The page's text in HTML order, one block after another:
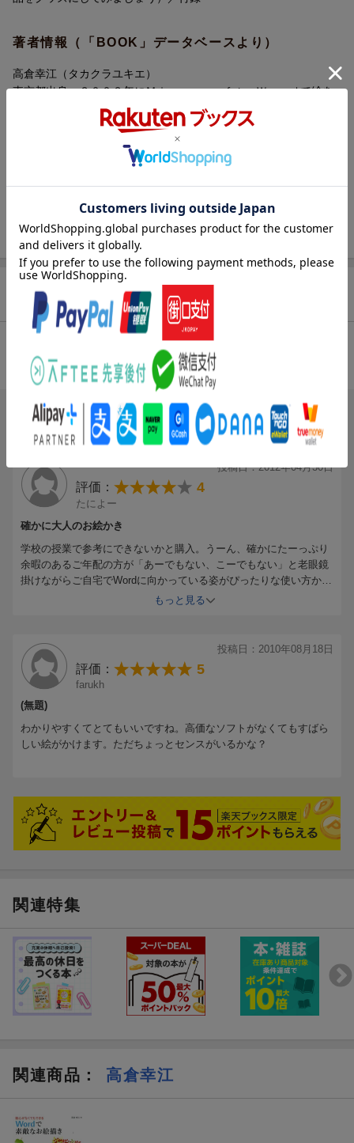
著者情報（「BOOK」データベースより）
高倉幸江（タカクラユキエ）
東京都出身。２００２年にＭｉｃｒｏｓｏｆｔ Ｗｏｒｄで絵を
描き始めたのをきっかけに、シニアのパソコンボランティアで教
えたり、自分のホームページで作品を載せるようになる。その
後、試行錯誤しながらも作品が増え、影響を受けた多くの人とシ
ェイプアートの輪が広がり、講習会やイベントなどで活動を続け
ンターで「Ｗｏｒｄでお絵かき」講師を担当（本データはこの書
籍が刊行された当時に掲載されていたものです）
商品レビュー（2件）
総合評価：
条件に満たないため、評価は表示できません。
ブックスのレビュー（2件）
が次のレビューを参考になったと評価しています
投稿日：2012年04月30日
評価： 4
たによー
確かに大人のお絵かき
学校の授業で参考にできないかと購入。うーん、確かにたーっぷり
余暇のあるご年配の方が「あーでもない、こーでもない」と老眼鏡
掛けながらご自宅でWordに向かっている姿がぴったりな使い方かな
と思いました。これぞ大人のお絵かきですね。若い学生に必要な知
もっと見る
投稿日：2010年08月18日
評価： 5
farukh
(無題)
わかりやすくてとてもいいですね。高価なソフトがなくてもすばら
しい絵がかけます。ただちょっとセンスがいるかな？
関連特集
関連商品 ： 高倉幸江